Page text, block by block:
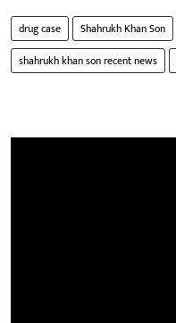
drug case Shahrukh Khan Son
shahrukh khan son recent news